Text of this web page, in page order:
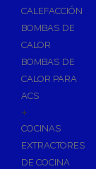
CALEFACCIÓN
BOMBAS DE
CALOR
BOMBAS DE
CALOR PARA
ACS
+
COCINAS
EXTRACTORES
DE COCINA